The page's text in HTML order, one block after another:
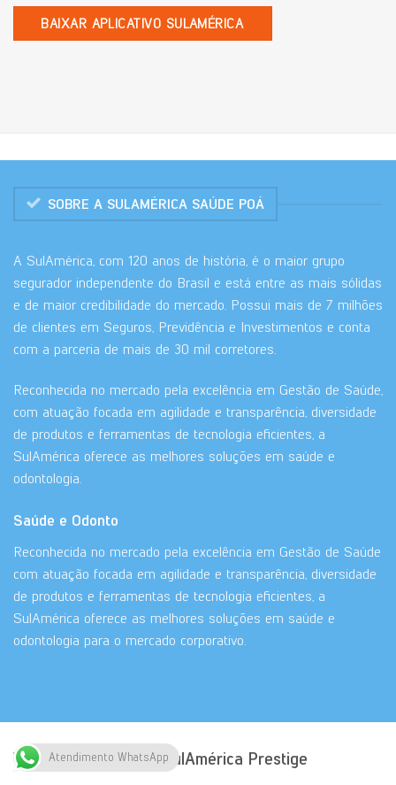
BAIXAR APLICATIVO SULAMÉRICA
SOBRE A SULAMÉRICA SAÚDE POÁ
A SulAmérica, com 120 anos de história, é o maior grupo
segurador independente do Brasil e está entre as mais sólidas
e de maior credibilidade do mercado. Possui mais de 7 milhões
de clientes em Seguros, Previdência e Investimentos e conta
com a parceria de mais de 30 mil corretores.
Reconhecida no mercado pela excelência em Gestão de Saúde,
com atuação focada em agilidade e transparência, diversidade
de produtos e ferramentas de tecnologia eficientes, a
SulAmérica oferece as melhores soluções em saúde e
odontologia.
Saúde e Odonto
Reconhecida no mercado pela excelência em Gestão de Saúde
com atuação focada em agilidade e transparência, diversidade
de produtos e ferramentas de tecnologia eficientes, a
SulAmérica oferece as melhores soluções em saúde e
odontologia para o mercado corporativo.
Vantagens do plano SulAmérica Prestige
Atendimento WhatsApp